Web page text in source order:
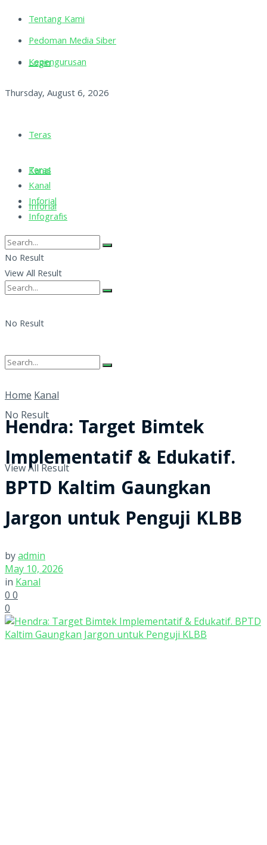
Tentang Kami
Pedoman Media Siber
Kepengurusan
Thursday, August 6, 2026
Login
Teras
Kanal
Inforial
Infografis
No Result
View All Result
Teras
Kanal
Inforial
Infografis
No Result
View All Result
No Result
View All Result
Home Kanal
Hendra: Target Bimtek
Implementatif & Edukatif.
BPTD Kaltim Gaungkan
Jargon untuk Penguji KLBB
byadmin
May 10, 2026
in Kanal
0 0
0